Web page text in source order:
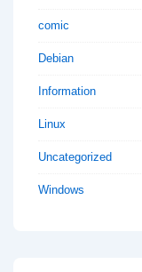
comic
Debian
Information
Linux
Uncategorized
Windows